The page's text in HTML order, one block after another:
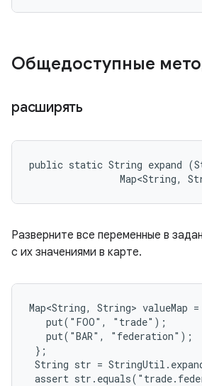
Общедоступные
расширять
public static String expand
Map<String,
Разверните все переменные в
с их значениями в карте.
Map<String, String> valueMap =
   put("FOO", "trade");
   put("BAR", "federation");
};
String str =
assert